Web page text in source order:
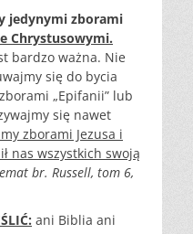
jedynymi zborami
Chrystusowymi.
bardzo ważna. Nie
się do bycia
„Epifanii” lub
się nawet
zborami Jezusa i
nas wszystkich swoją
br. Russell, tom 6,
ani Biblia ani